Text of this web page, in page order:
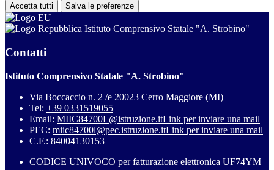
Accetta tutti Salva le preferenze
Istituto Comprensivo Statale "A. Strobino"
Contatti
Istituto Comprensivo Statale "A. Strobino"
Via Boccaccio n. 2 /e 20023 Cerro Maggiore (MI)
Tel: +39 0331519055
Email: MIIC84700L@istruzione.itLink per inviare una mail
PEC: miic84700l@pec.istruzione.itLink per inviare una mail
C.F.: 84004130153
CODICE UNIVOCO per fatturazione elettronica UF74YM